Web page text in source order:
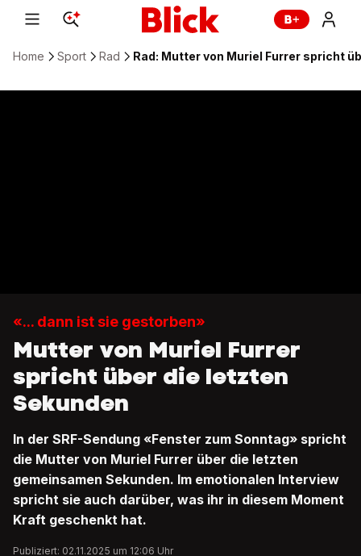
Home Sport Rad Rad: Mutter von Muriel Furrer spricht
«... dann ist sie gestorben»
Mutter von Muriel Furrer
spricht über die letzten
Sekunden
In der SRF-Sendung «Fenster zum Sonntag» spricht
die Mutter von Muriel Furrer über die letzten
gemeinsamen Sekunden. Im emotionalen Interview
spricht sie auch darüber, was ihr in diesem Moment
Kraft geschenkt hat.
Publiziert: 02.11.2025 um 12:06 Uhr